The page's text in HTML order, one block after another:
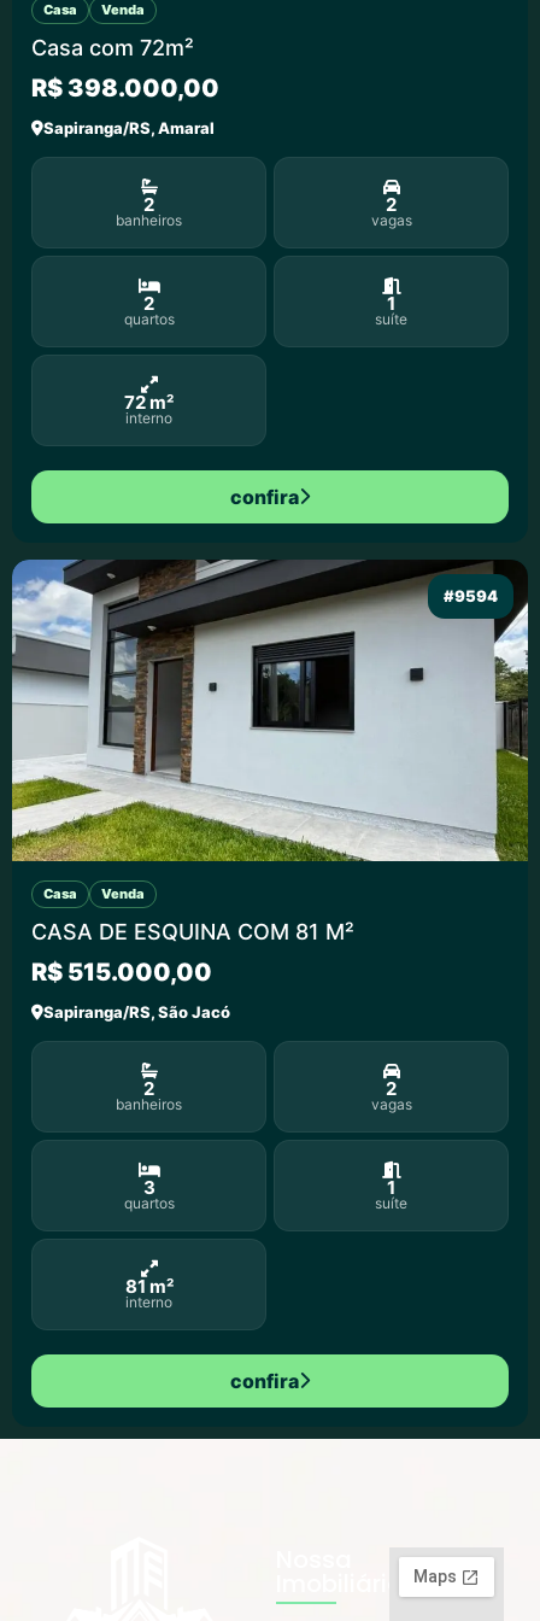
Casa Venda
Casa com 72m²
R$ 398.000,00
Sapiranga/RS, Amaral
2
banheiros
2
vagas
2
quartos
1
suíte
72 m²
interno
confira
#9594
Casa Venda
CASA DE ESQUINA COM 81 M²
R$ 515.000,00
Sapiranga/RS, São Jacó
2
banheiros
2
vagas
3
quartos
1
suíte
81 m²
interno
confira